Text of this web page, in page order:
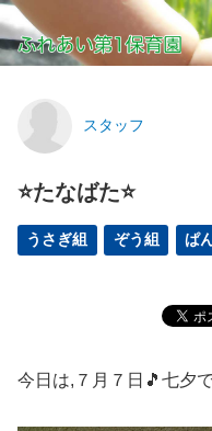
スタッフ
⭐たなばた⭐
うさぎ組 ぞう組 ぱ
今日は,７月７日🎵七夕